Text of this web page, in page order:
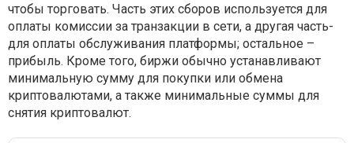
чтобы торговать. Часть этих сборов используется для
оплаты комиссии за транзакции в сети, а другая часть-
для оплаты обслуживания платформы; остальное –
прибыль. Кроме того, биржи обычно устанавливают
минимальную сумму для покупки или обмена
криптовалютами, а также минимальные суммы для
снятия криптовалют.